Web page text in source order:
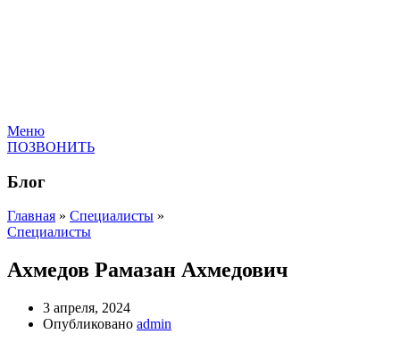
Меню
ПОЗВОНИТЬ
Блог
Главная » Специалисты »
Специалисты
Ахмедов Рамазан Ахмедович
3 апреля, 2024
Опубликовано admin